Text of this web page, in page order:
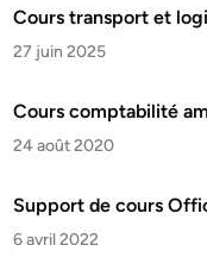
Cours transport et
27 juin 2025
Cours comptabilité
24 août 2020
Support de cours
6 avril 2022